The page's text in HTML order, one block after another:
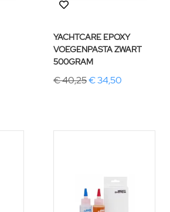
YACHTCARE EPOXY
VOEGENPASTA ZWART
500GRAM
€ 40,25€ 34,50